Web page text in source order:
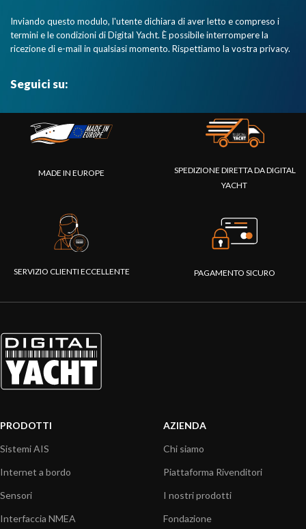
Inviando questo modulo, l'utente dichiara di aver letto e compreso i
termini e le condizioni di Digital Yacht. È possibile interrompere la
ricezione di e-mail in qualsiasi momento. Rispettiamo la vostra privacy.
Seguici su:
MADE IN EUROPE
SPEDIZIONE DIRETTA DA DIGITAL
YACHT
SERVIZIO CLIENTI ECCELLENTE PAGAMENTO SICURO
PRODOTTI
Sistemi AIS
Internet a bordo
Sensori
Interfaccia NMEA
AZIENDA
Chi siamo
Piattaforma Rivenditori
I nostri prodotti
Fondazione